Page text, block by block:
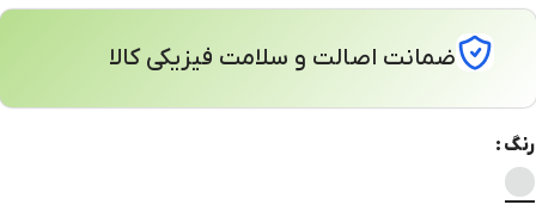
ضمانت اصالت و سلامت فیزیکی کالا
رنگ